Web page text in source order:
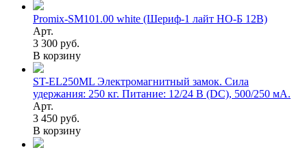
Promix-SM101.00 white (Шериф-1 лайт НО-Б 12В)
Арт.
3 300 руб.
В корзину
ST-EL250ML Электромагнитный замок. Сила
удержания: 250 кг. Питание: 12/24 В (DC), 500/250 мА.
Арт.
3 450 руб.
В корзину